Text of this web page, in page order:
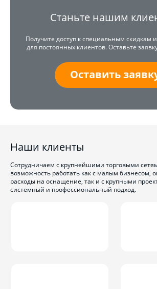
Станьте нашим
Получите доступ к специальным скидкам
для постоянных клиентов. Оставьте
Оставить
Наши клиенты
Сотрудничаем с крупнейшими торговыми
возможность работать как с малым бизнесом,
расходы на оснащение, так и с крупными
системный и профессиональный подход.